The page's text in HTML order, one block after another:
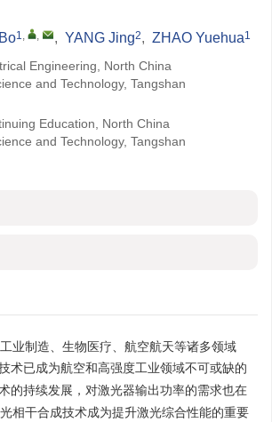
1, , , YANG Jing2, ZHAO Yuehua1
Engineering, North China
and Technology, Tangshan
Education, North China
and Technology, Tangshan
业制造、生物医疗、航空航天等诸多领域
术已成为航空和高强度工业领域不可或缺的
的持续发展，对激光器输出功率的需求也在
相干合成技术成为提升激光综合性能的重要